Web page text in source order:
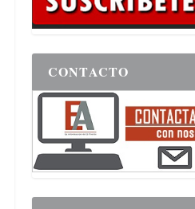
CONTACTO